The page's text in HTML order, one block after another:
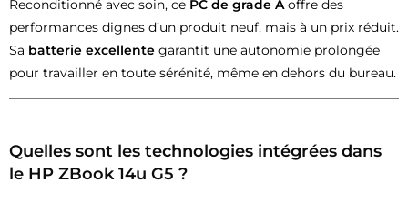
Reconditionné avec soin, ce PC de grade Aoffre des
performances dignes d’un produit neuf, mais à un prix réduit.
Sa batterie excellente garantit une autonomie prolongée
pour travailler en toute sérénité, même en dehors du bureau.
Quelles sont les technologies intégrées dans
le HP ZBook 14u G5 ?